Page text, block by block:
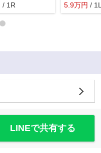
/ 1R
5.9万円 /
LINEで共有する